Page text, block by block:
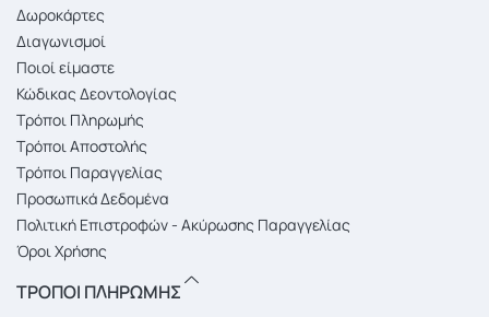
Δωροκάρτες
Διαγωνισμοί
Ποιοί είμαστε
Κώδικας Δεοντολογίας
Τρόποι Πληρωμής
Τρόποι Αποστολής
Τρόποι Παραγγελίας
Προσωπικά Δεδομένα
Πολιτική Επιστροφών - Ακύρωσης Παραγγελίας
Όροι Χρήσης
ΤΡΟΠΟΙ ΠΛΗΡΩΜΗΣ